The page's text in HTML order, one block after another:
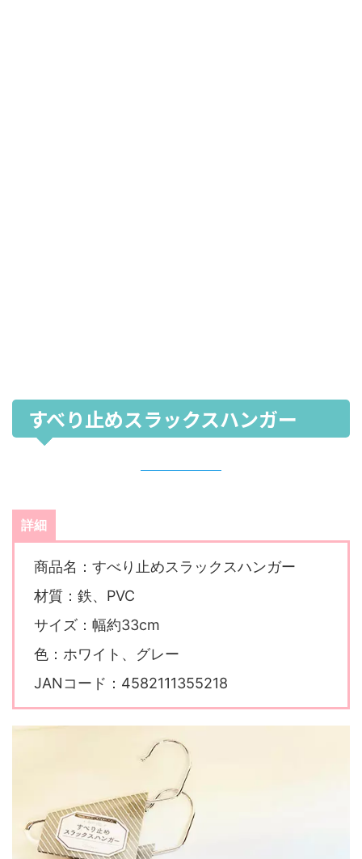
すべり止めスラックスハンガー
詳細
商品名：すべり止めスラックスハンガー
材質：鉄、PVC
サイズ：幅約33cm
色：ホワイト、グレー
JANコード：4582111355218